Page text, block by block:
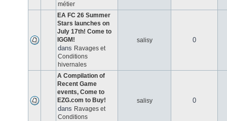
métier
EA FC 26 Summer
Stars launches on
July 17th! Come to
IGGM!
dans Ravages et
Conditions
hivernales
salisy 0
A Compilation of
Recent Game
events, Come to
EZG.com to Buy!
dans Ravages et
Conditions
salisy 0